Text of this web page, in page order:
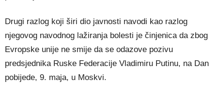
Drugi razlog koji širi dio javnosti navodi kao razlog
njegovog navodnog lažiranja bolesti je činjenica da zbog
Evropske unije ne smije da se odazove pozivu
predsjednika Ruske Federacije Vladimiru Putinu, na Dan
pobijede, 9. maja, u Moskvi.